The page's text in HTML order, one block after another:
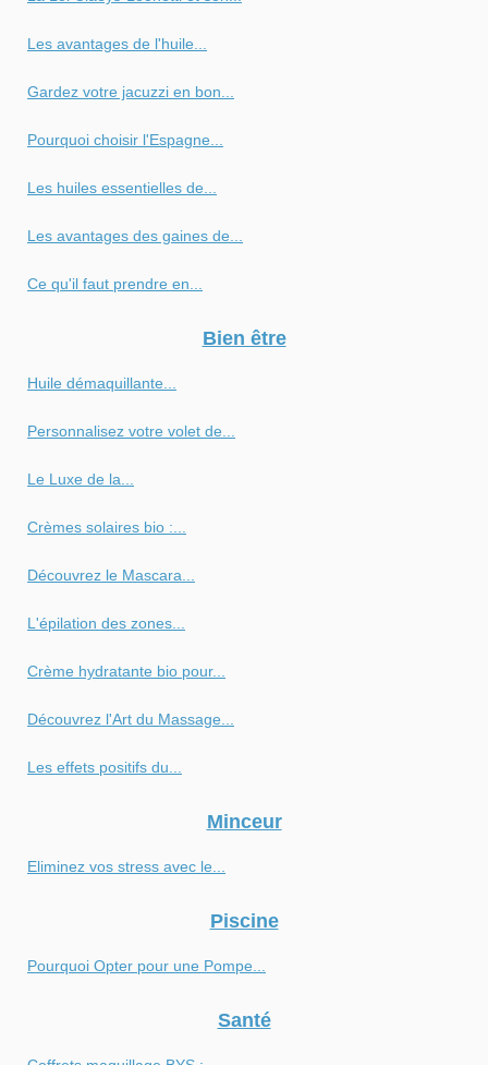
Les avantages de l'huile...
Gardez votre jacuzzi en bon...
Pourquoi choisir l'Espagne...
Les huiles essentielles de...
Les avantages des gaines de...
Ce qu'il faut prendre en...
Bien être
Huile démaquillante...
Personnalisez votre volet de...
Le Luxe de la...
Crèmes solaires bio :...
Découvrez le Mascara...
L'épilation des zones...
Crème hydratante bio pour...
Découvrez l'Art du Massage...
Les effets positifs du...
Minceur
Eliminez vos stress avec le...
Piscine
Pourquoi Opter pour une Pompe...
Santé